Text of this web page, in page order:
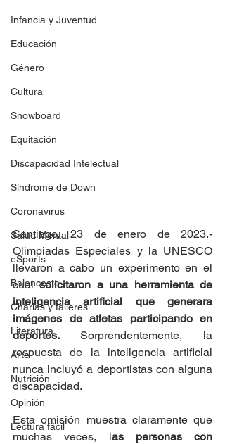
Infancia y Juventud
Educación
Género
Cultura
Snowboard
Equitación
Discapacidad Intelectual
Síndrome de Down
Coronavirus
Salud Mental
eSports
Baloncesto
Charlas y talleres
Literatura
Arte
Nutrición
Opinión
Lectura fácil
Santiago, 23 de enero de 2023.-
Olimpiadas Especiales y la UNESCO
llevaron a cabo un experimento en el
cual solicitaron a una herramienta de
inteligencia artificial que generara
imágenes de atletas participando en
deportes. Sorprendentemente, la
respuesta de la inteligencia artificial
nunca incluyó a deportistas con alguna
discapacidad.
Esta omisión muestra claramente que
muchas veces, las personas con